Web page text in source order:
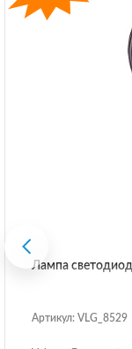
Лампа
Артикул: VLG_8529